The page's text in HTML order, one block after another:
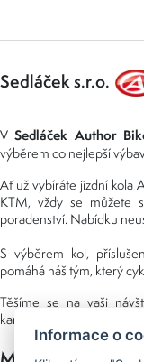
Sedláček s.r.o.
VSedláček Author
výběrem co nejlepší
Ať už vybíráte jízdní kola
KTM, vždy se můžete
poradenství. Nabídku
S výběrem kol,
pomáhá náš tým, který
Těšíme se na vaši
kamenné prodejně,
Informace o